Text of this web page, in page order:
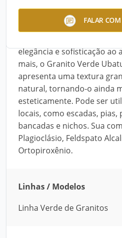
FALAR
Sua tonalidade verde
salpicada de pequenos
elegância e sofisticação ao
mais, o Granito Verde
apresenta uma textura
natural, tornando-o ainda
esteticamente. Pode ser
locais, como escadas,
bancadas e nichos. Sua
Plagioclásio, Feldspato
Ortopiroxênio.
Linhas / Modelos
Linha Verde de Granitos